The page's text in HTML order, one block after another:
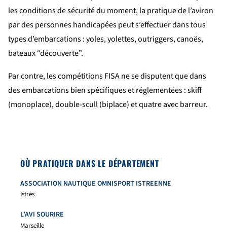
les conditions de sécurité du moment, la pratique de l’aviron
par des personnes handicapées peut s’effectuer dans tous
types d’embarcations : yoles, yolettes, outriggers, canoës,
bateaux “découverte”.
Par contre, les compétitions FISA ne se disputent que dans
des embarcations bien spécifiques et réglementées : skiff
(monoplace), double-scull (biplace) et quatre avec barreur.
OÙ PRATIQUER DANS LE DÉPARTEMENT
ASSOCIATION NAUTIQUE OMNISPORT ISTREENNE
Istres
L’AVI SOURIRE
Marseille